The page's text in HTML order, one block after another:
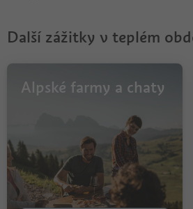
Další zážitky v teplém
Alpské farmy a chaty